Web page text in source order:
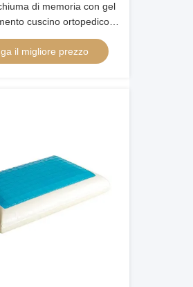
di memoria con gel
cuscino ortopedico
laterali e dello stomaco
il migliore prezzo